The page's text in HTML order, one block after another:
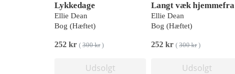
Lykkedage
Ellie Dean
Bog (Hæftet)
252 kr ( 300 kr)
Udsolgt
Langt væk hjemmefra
Ellie Dean
Bog (Hæftet)
252 kr ( 300 kr)
Udsolgt